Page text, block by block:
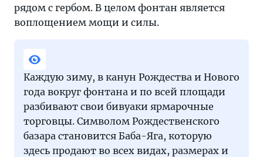
рядом с гербом. В целом фонтан является
воплощением мощи и силы.
Каждую зиму, в канун Рождества и Нового
года вокруг фонтана и по всей площади
разбивают свои бивуаки ярмарочные
торговцы. Символом Рождественского
базара становится Баба-Яга, которую
здесь продают во всех видах, размерах и